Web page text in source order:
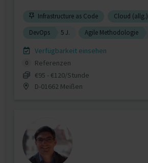
Infrastructure as Code Cloud (allg.)
DevOps
5 J. Agile Methodologie
Verfügbarkeit einsehen
0
Referenzen
€95 - €120/Stunde
D-01662 Meißen